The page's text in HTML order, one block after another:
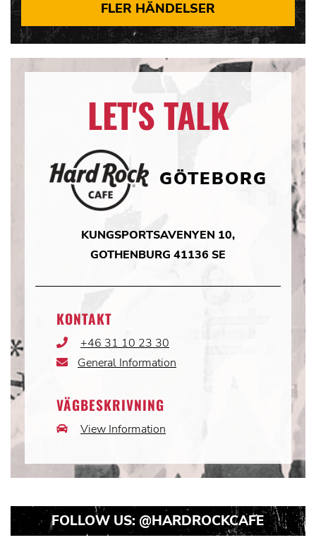
FLER HÄNDELSER
LET'S TALK
GÖTEBORG
KUNGSPORTSAVENYEN 10,
GOTHENBURG 41136 SE
KONTAKT
Phone+46 31 10 23 30
Email
General Information
VÄGBESKRIVNING
CarView Information
FOLLOW US: @HARDROCKCAFE